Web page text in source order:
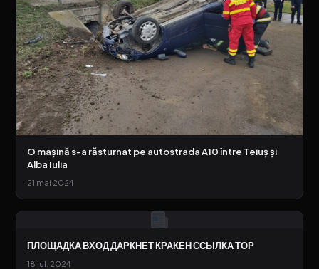
O mașină s-a răsturnat pe autostrada A10 între Teiuș și
Alba Iulia
21 mai 2024
ПЛОЩАДКА ВХОД ДАРКНЕТ КРАКЕН ССЫЛКА ТОР
18 iul. 2024